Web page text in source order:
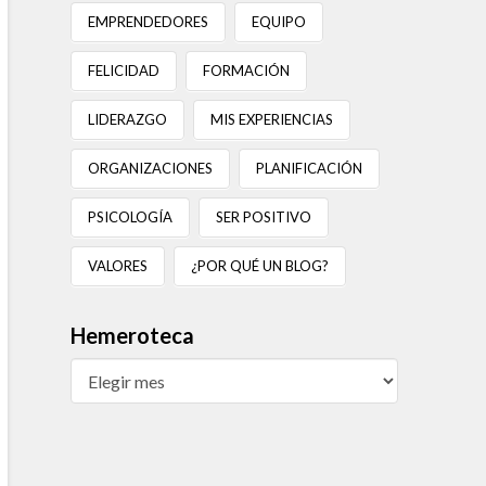
EMPRENDEDORES EQUIPO
FELICIDAD FORMACIÓN
LIDERAZGO MIS EXPERIENCIAS
ORGANIZACIONES PLANIFICACIÓN
PSICOLOGÍA SER POSITIVO
VALORES ¿POR QUÉ UN BLOG?
Hemeroteca
Hemeroteca